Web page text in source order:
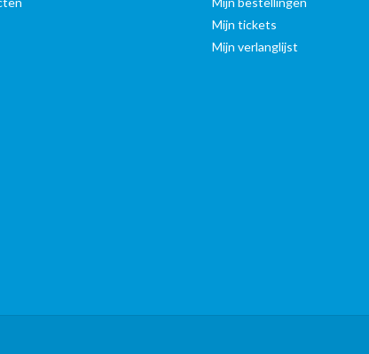
Mijn tickets
Mijn verlanglijst